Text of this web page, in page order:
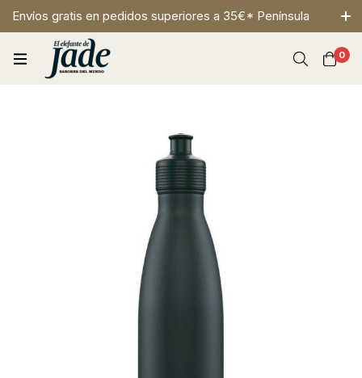
Envíos gratis en pedidos superiores a 35€* Península
0